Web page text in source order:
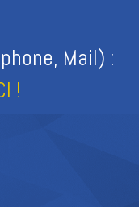
Mail) :
!